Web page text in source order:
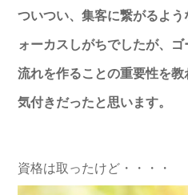
ついつい、集客に繋がるよ
ォーカスしがちでしたが、 ゴ
流れを作ることの重要性を教
気付きだったと思います。
資格は取ったけど・・・・